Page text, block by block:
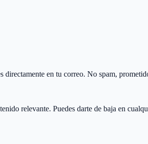
directamente en tu correo. No spam,
relevante. Puedes darte de baja en